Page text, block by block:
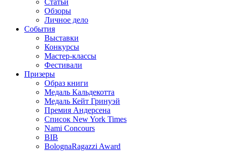
Статьи
Обзоры
Личное дело
События
Выставки
Конкурсы
Мастер-классы
Фестивали
Призеры
Образ книги
Медаль Кальдекотта
Медаль Кейт Гринуэй
Премия Андерсена
Список New York Times
Nami Concours
BIB
BolognaRagazzi Award